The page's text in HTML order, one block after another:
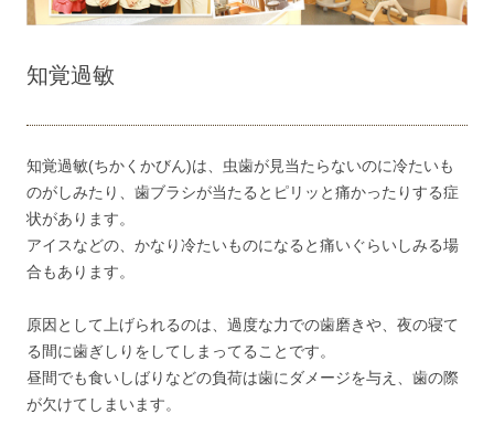
知覚過敏
知覚過敏(ちかくかびん)は、虫歯が見当たらないのに冷たいも
のがしみたり、歯ブラシが当たるとピリッと痛かったりする症
状があります。
アイスなどの、かなり冷たいものになると痛いぐらいしみる場
合もあります。
原因として上げられるのは、過度な力での歯磨きや、夜の寝て
る間に歯ぎしりをしてしまってることです。
昼間でも食いしばりなどの負荷は歯にダメージを与え、歯の際
が欠けてしまいます。